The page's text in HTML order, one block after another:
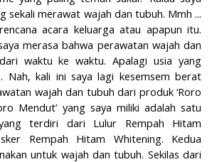
sekali merawat wajah dan tubuh. Mmh ...
acara keluarga atau apapun itu.
merasa bahwa perawatan wajah dan
waktu ke waktu. Apalagi usia yang
Nah, kali ini saya lagi kesemsem berat
wajah dan tubuh dari produk ‘Roro
Mendut’ yang saya miliki adalah satu
terdiri dari Lulur Rempah Hitam
Rempah Hitam Whitening. Kedua
untuk wajah dan tubuh. Sekilas dari